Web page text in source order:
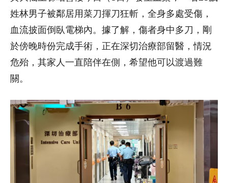
姓林男子被鄰居用菜刀揮刀狂斬，全身多處受傷，
血流披面倒臥電梯內。據了解，傷者身中多刀，剛
於傍晚時份完成手術，正在深切治療部留醫，情況
危殆，其家人一直陪伴在側，希望他可以渡過難
關。